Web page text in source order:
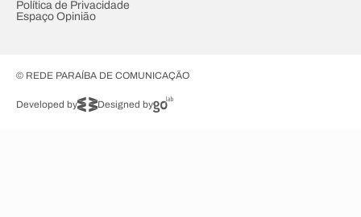
Política de Privacidade
Espaço Opinião
© REDE PARAÍBA DE COMUNICAÇÃO
Developed by Designed by